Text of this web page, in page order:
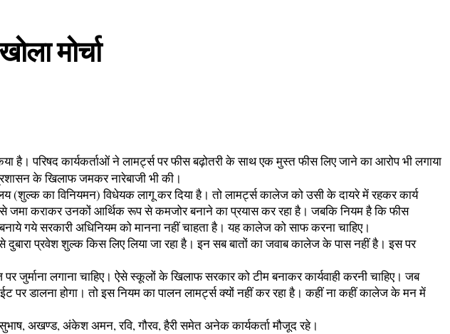
मोर्चा
है। परिषद कार्यकर्ताओं ने लामर्ट्स पर फीस बढ़ोतरी के साथ एक मुस्त फीस लिए जाने का आरोप भी लगाया
के खिलाफ जमकर नारेबाजी भी की।
(शुल्क का विनियमन) विधेयक लागू कर दिया है। तो लामर्ट्स कालेज को उसी के दायरे में रहकर कार्य
जमा कराकर उनकों आर्थिक रूप से कमजोर बनाने का प्रयास कर रहा है। जबकि नियम है कि फीस
गये सरकारी अधिनियम को मानना नहीं चाहता है। यह कालेज को साफ करना चाहिए।
दुबारा प्रवेश शुल्क किस लिए लिया जा रहा है। इन सब बातों का जवाब कालेज के पास नहीं है। इस पर
लगाना चाहिए। ऐसे स्कूलों के खिलाफ सरकार को टीम बनाकर कार्यवाही करनी चाहिए। जब
पर डालना होगा। तो इस नियम का पालन लामर्ट्स क्यों नहीं कर रहा है। कहीं ना कहीं कालेज के मन में
अखण्ड, अंकेश अमन, रवि, गौरव, हैरी समेत अनेक कार्यकर्ता मौजूद रहे।